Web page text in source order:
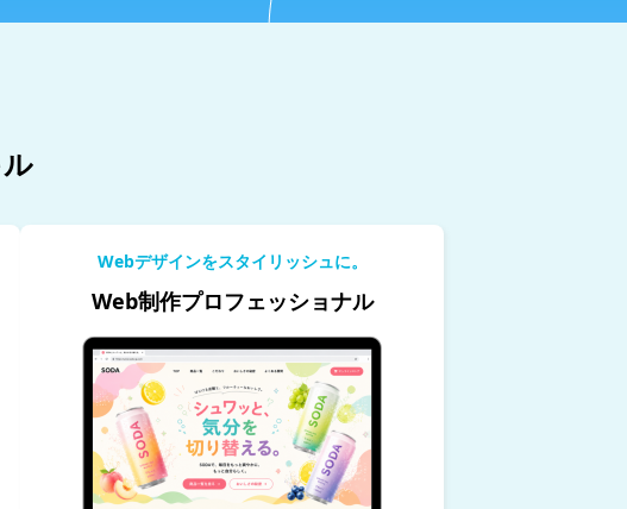
Webデザインをスタイリッシュに。
Web制作プロフェッショナル